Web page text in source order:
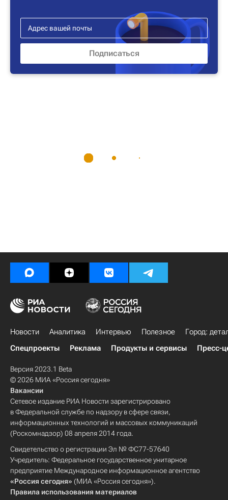
Новости Аналитика Интервью Полезное
Город:
Спецпроекты
Реклама Продукты и сервисы Пресс-
Версия 2023.1 Beta
© 2026 МИА «Россия сегодня»
Вакансии
Сетевое издание РИА Новости зарегистрировано
в Федеральной службе по надзору в сфере связи,
информационных технологий и массовых коммуникаций
(Роскомнадзор) 08 апреля 2014 года.
Свидетельство о регистрации Эл № ФС77-57640
Учредитель: Федеральное государственное унитарное
предприятие Международное информационное агентство
«Россия сегодня» (МИА «Россия сегодня»).
Правила использования материалов